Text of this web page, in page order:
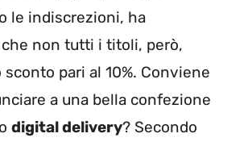
le indiscrezioni, ha
non tutti i titoli, però,
pari al 10%. Conviene
a una bella confezione
digital delivery? Secondo